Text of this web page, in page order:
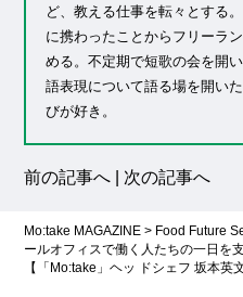
ど、教える仕事を転々とする
に携わったことからフリーラ
める。不定期で短歌の会を開
語表現について語る場を開い
びが好き。
前の記事へ 次の記事へ
Mo:take MAGAZINE > Food Future
ールオフィスで働く人たちの一日を
【「Mo:take」ヘッ ドシェフ 坂本英